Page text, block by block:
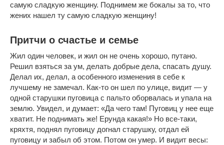
самую сладкую женщину. Поднимем же бокалы за то, что
жених нашел ту самую сладкую женщину!
Притчи о счастье и семье
Жил один человек, и жил он не очень хорошо, путано.
Решил взяться за ум, делать добрые дела, спасать душу.
Делал их, делал, а особенного изменения в себе к
лучшему не замечал. Как-то он шел по улице, видит — у
одной старушки пуговица с пальто оборвалась и упала на
землю. Увидел, и думает: «Да чего там! Пуговиц у нее еще
хватит. Не поднимать же! Ерунда какая!» Но все-таки,
кряхтя, поднял пуговицу догнал старушку, отдал ей
пуговицу и забыл об этом. Потом он умер. И видит весы: